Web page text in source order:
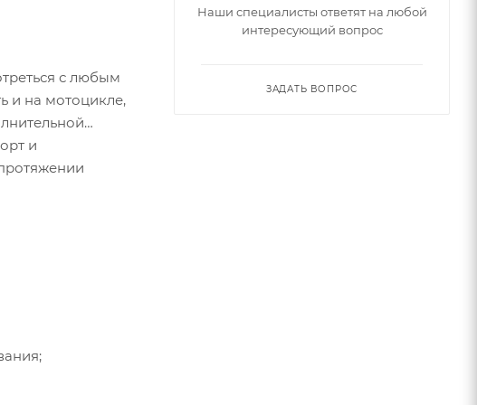
с любым
и на мотоцикле,
и
Наши специалисты ответят на любой
интересующий вопрос
ЗАДАТЬ ВОПРОС